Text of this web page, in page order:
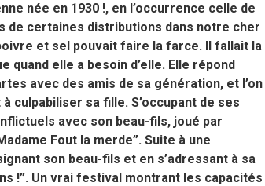
née en 1930 !, en l’occurrence celle de
de certaines distributions dans notre cher
et sel pouvait faire la farce. Il fallait la
quand elle a besoin d’elle. Elle répond
avec des amis de sa génération, et l’on
culpabiliser sa fille. S’occupant de ses
avec son beau-fils, joué par
Fout la merde”. Suite à une
son beau-fils et en s’adressant à sa
!”. Un vrai festival montrant les capacités